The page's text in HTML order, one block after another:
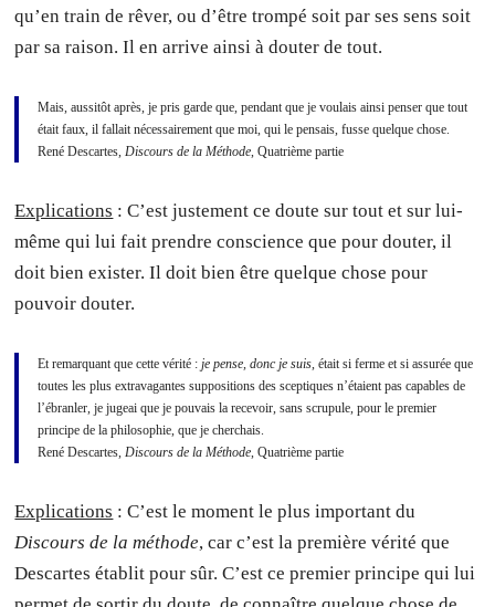
qu’en train de rêver, ou d’être trompé soit par ses sens soit
par sa raison. Il en arrive ainsi à douter de tout.
Mais, aussitôt après, je pris garde que, pendant que je voulais ainsi penser que tout
était faux, il fallait nécessairement que moi, qui le pensais, fusse quelque chose.
René Descartes,Discours de la Méthode, Quatrième partie
Explications : C’est justement ce doute sur tout et sur lui-
même qui lui fait prendre conscience que pour douter, il
doit bien exister. Il doit bien être quelque chose pour
pouvoir douter.
Et remarquant que cette vérité :je pense, donc je suis, était si ferme et si assurée que
toutes les plus extravagantes suppositions des sceptiques n’étaient pas capables de
l’ébranler, je jugeai que je pouvais la recevoir, sans scrupule, pour le premier
principe de la philosophie, que je cherchais.
René Descartes,Discours de la Méthode, Quatrième partie
Explications : C’est le moment le plus important du
Discours de la méthode, car c’est la première vérité que
Descartes établit pour sûr. C’est ce premier principe qui lui